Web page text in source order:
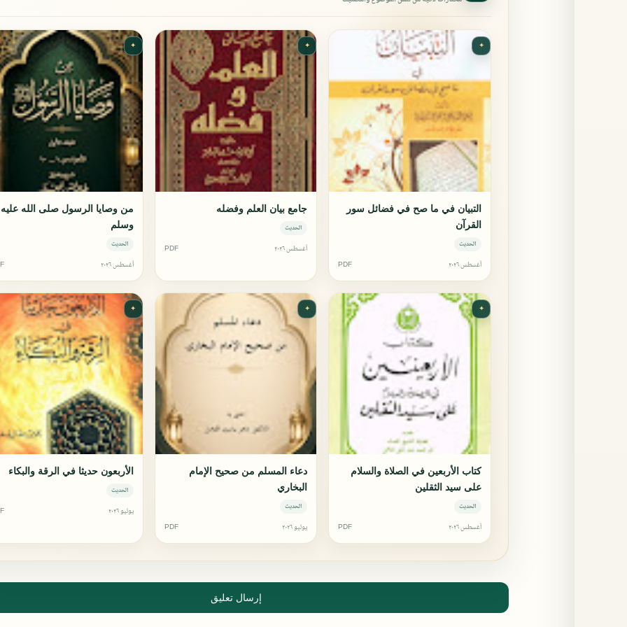
✦
التبيان في ما صح في فضائل سور
القرآن
الحديث
أغسطس ٢٠٢٦ PDF
✦
جامع بيان العلم وفضله
الحديث
أغسطس ٢٠٢٦ PDF
✦
من وصايا الرسول صلى الله عليه
وسلم
الحديث
أغسطس ٢٠٢٦
✦
كتاب الأربعين في الصلاة والسلام
على سيد الثقلين
الحديث
أغسطس ٢٠٢٦ PDF
✦
دعاء المسلم من صحيح الإمام
البخاري
الحديث
يوليو ٢٠٢٦ PDF
✦
الأربعون حديثا في الرقة والبكاء
الحديث
يوليو ٢٠٢٦
إرسال تعليق